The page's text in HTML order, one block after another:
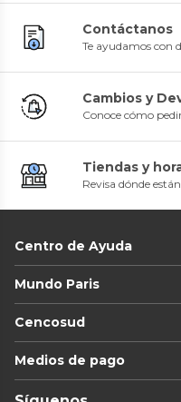
Contáctanos
Te ayudamos con
Cambios y
Conoce cómo
Tiendas y
Revisa dónde
Centro de Ayuda
Mundo Paris
Cencosud
Medios de pago